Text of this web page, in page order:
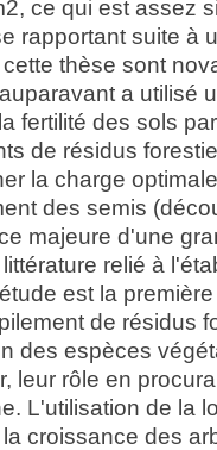
ce qui est assez
rapportant suite à
thèse sont
a utilisé
fertilité des sols
de résidus
la charge
des semis
majeure d'une
relié à
est la
de résidus
des espèces
leur rôle en
L'utilisation de la
croissance des